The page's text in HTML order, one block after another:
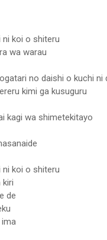
koi o shiteru
wa warau
no daishi o kuchi ni
kimi ga kusuguru
kagi wa shimetekitayo
koi o shiteru
kiri
de